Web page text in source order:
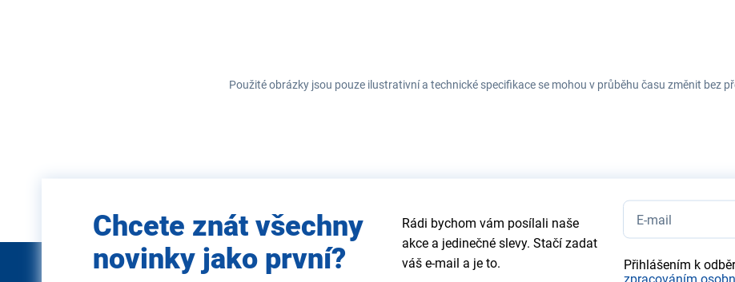
Použité obrázky jsou pouze ilustrativní a technické specifikace se mohou v průběhu času změnit bez
e-mail
Chcete znát všechny
novinky jako první?
Rádi bychom vám posílali naše
akce a jedinečné slevy. Stačí zadat
váš e-mail a je to.
Přihlášením k